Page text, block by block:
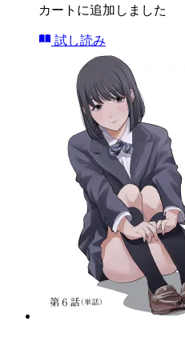
カートに追加しました
試し読み